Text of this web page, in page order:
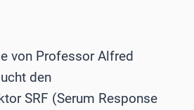
von Professor Alfred
den
SRF (Serum Response